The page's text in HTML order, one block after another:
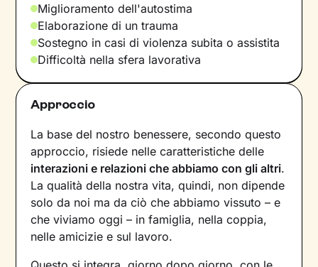
Miglioramento dell'autostima
Elaborazione di un trauma
Sostegno in casi di violenza subita o assistita
Difficoltà nella sfera lavorativa
Approccio
La base del nostro benessere, secondo questo
approccio, risiede nelle caratteristiche delle
interazioni e relazioni che abbiamo con gli altri.
La qualità della nostra vita, quindi, non dipende
solo da noi ma da ciò che abbiamo vissuto – e
che viviamo oggi – in famiglia, nella coppia,
nelle amicizie e sul lavoro.